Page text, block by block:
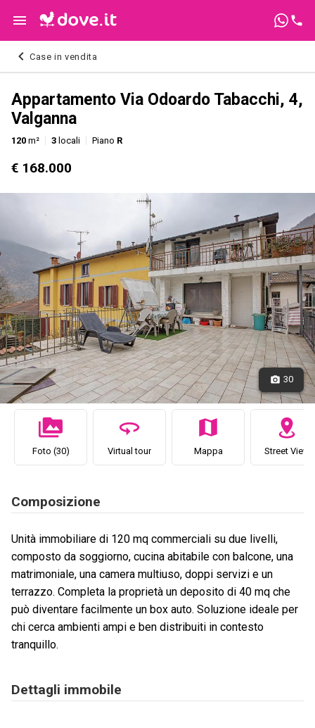
Case in vendita
Appartamento Via Odoardo Tabacchi, 4,
Valganna
120 m² 3 locali Piano R
€ 168.000
30
Foto (30) Virtual tour Mappa Street View
Composizione
Unità immobiliare di 120 mq commerciali su due livelli,
composto da soggiorno, cucina abitabile con balcone, una
matrimoniale, una camera multiuso, doppi servizi e un
terrazzo. Completa la proprietà un deposito di 40 mq che
può diventare facilmente un box auto. Soluzione ideale per
chi cerca ambienti ampi e ben distribuiti in contesto
tranquillo.
Dettagli immobile